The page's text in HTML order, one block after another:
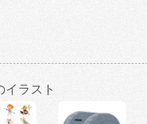
イラスト